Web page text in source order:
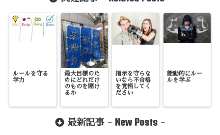
ルールを守る
学力
最大目標のた
めにどれだけ
のものを賭け
るか
指示を守らな
いなら不合格
を覚悟してく
ださい
能動的にルー
ルを学ぶ
最新記事 - New Posts -